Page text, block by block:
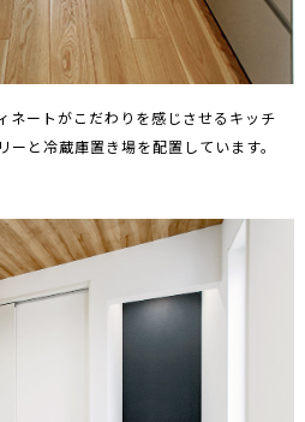
ネートがこだわりを感じさせるキッチ
と冷蔵庫置き場を配置しています。